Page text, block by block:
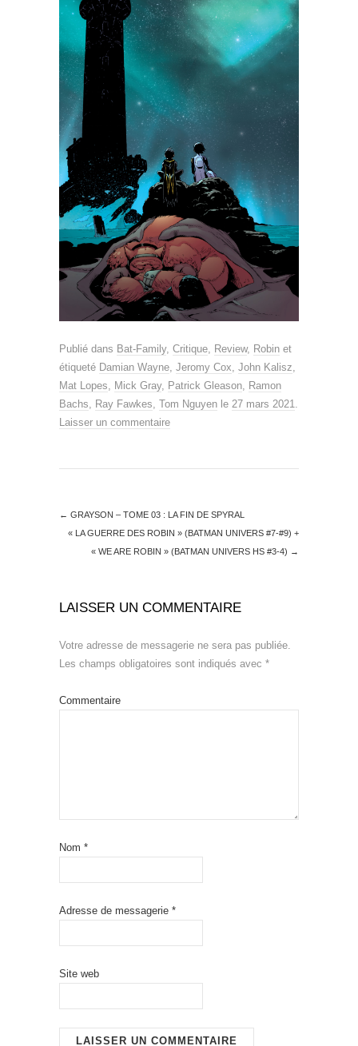
Publié dans Bat-Family, Critique, Review, Robin et
étiqueté Damian Wayne, Jeromy Cox, John Kalisz,
Mat Lopes, Mick Gray, Patrick Gleason, Ramon
Bachs, Ray Fawkes, Tom Nguyen le 27 mars 2021.
Laisser un commentaire
← GRAYSON – TOME 03 : LA FIN DE SPYRAL
« LA GUERRE DES ROBIN » (BATMAN UNIVERS #7-#9) +
« WE ARE ROBIN » (BATMAN UNIVERS HS #3-4) →
LAISSER UN COMMENTAIRE
Votre adresse de messagerie ne sera pas publiée.
Les champs obligatoires sont indiqués avec *
Commentaire
Nom *
Adresse de messagerie *
Site web